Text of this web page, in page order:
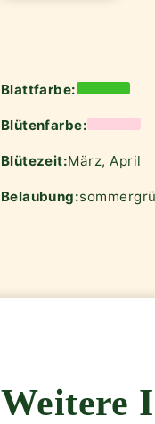
Blattfarbe:
Blütenfarbe:
Blütezeit:März, April
Belaubung:
Weitere